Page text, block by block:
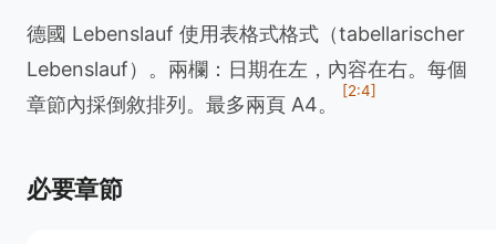
德國 Lebenslauf 使用表格式格式（tabellarischer
Lebenslauf）。兩欄：日期在左，內容在右。每個
章節內採倒敘排列。最多兩頁 A4。
[2:4]
必要章節